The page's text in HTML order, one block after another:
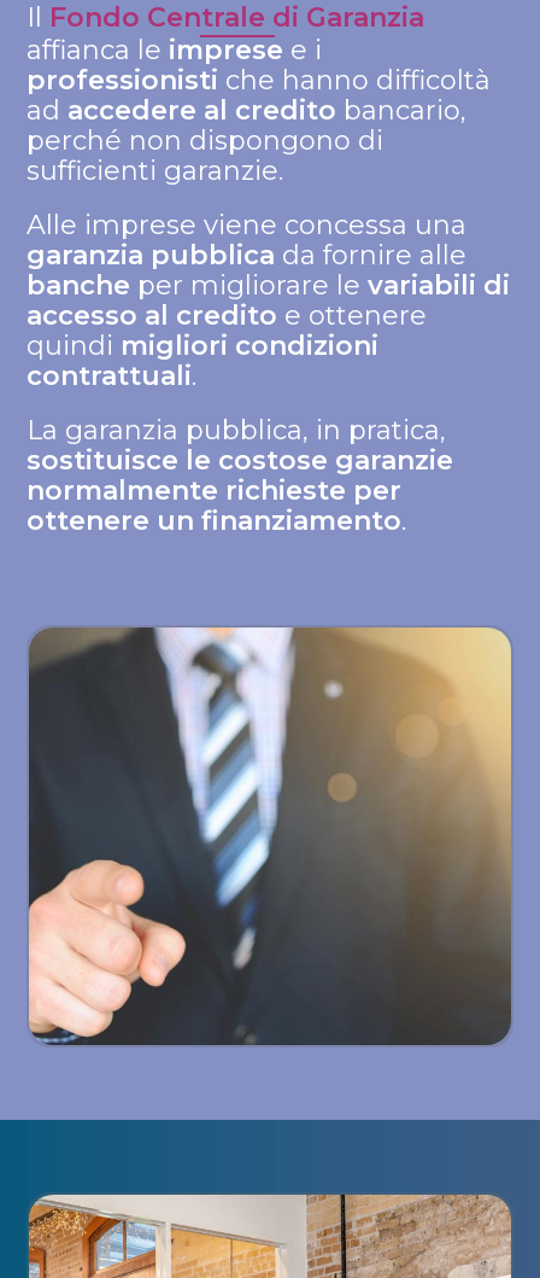
Il Fondo Centrale di Garanzia
affianca le imprese e i
professionisti che hanno difficoltà
ad accedere al credito bancario,
perché non dispongono di
sufficienti garanzie.
Alle imprese viene concessa una
garanzia pubblica da fornire alle
banche per migliorare levariabili di
accesso al credito e ottenere
quindi migliori condizioni
contrattuali.
La garanzia pubblica, in pratica,
sostituisce le costose garanzie
normalmente richieste per
ottenere un finanziamento.